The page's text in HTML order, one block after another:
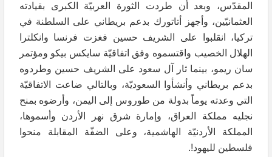
المقدّس، وبعد أن طردت الثورة العربيّة الكبرى بقيادته
العثمانيّين، وأجهز أتاتورك بدعم بريطاني على السلطنة في
تركيا، انقلبوا على الشريف حسين فغزت فرنسا وانكلترا
الهلال الخصيب واقتسموه وفق اتفاقيّة سايكس بيكو ومؤتمر
سان ريمو، بينما ثار آل سعود على الشريف حسين وطردوه
بدعم بريطاني وأنشأوا السعوديّة، وبالتالي ضاعت الاتفاقيّة
التي وعدته يوماً بدولة من طوروس إلى اليمن، وأرضوه بمنح
نجليه مملكة العراق، وإمارة شرق نهر الأردن وأسموها،
المملكة الأردنيّة الهاشمية، وعلى الضفّة المقابلة منحوا
فلسطين لليهود!.